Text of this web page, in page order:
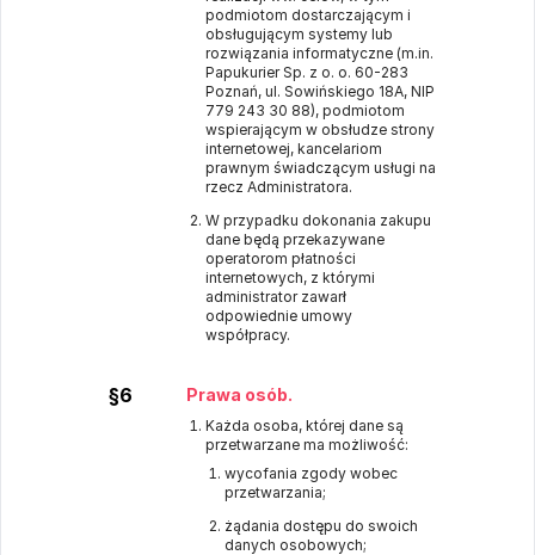
podmiotom dostarczającym i
obsługującym systemy lub
rozwiązania informatyczne (m.in.
Papukurier Sp. z o. o. 60-283
Poznań, ul. Sowińskiego 18A, NIP
779 243 30 88), podmiotom
wspierającym w obsłudze strony
internetowej, kancelariom
prawnym świadczącym usługi na
rzecz Administratora.
W przypadku dokonania zakupu
dane będą przekazywane
operatorom płatności
internetowych, z którymi
administrator zawarł
odpowiednie umowy
współpracy.
§6 Prawa osób.
Każda osoba, której dane są
przetwarzane ma możliwość:
wycofania zgody wobec
przetwarzania;
żądania dostępu do swoich
danych osobowych;